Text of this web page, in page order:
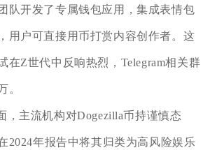
队开发了专属钱包应用，集成表情包
用户可直接用币打赏内容创作者。这
在Z世代中反响热烈，Telegram相关群
。
，主流机构对Dogezilla币持谨慎态
2024年报告中将其归类为高风险娱乐